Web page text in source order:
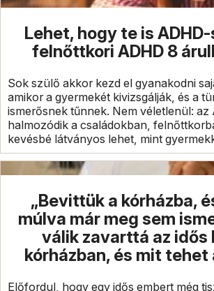
Lehet, hogy te is
felnőttkori ADHD 8
Sok szülő akkor kezd el gyanakodni
amikor a gyermekét kivizsgálják, és a
ismerősnek tűnnek. Nem véletlenül: az
halmozódik a családokban,
kevésbé látványos lehet, mint
„Bevittük a kórházba,
múlva már meg sem
válik zavarttá az idős
kórházban, és mit tehet
Előfordul, hogy egy idős embert még